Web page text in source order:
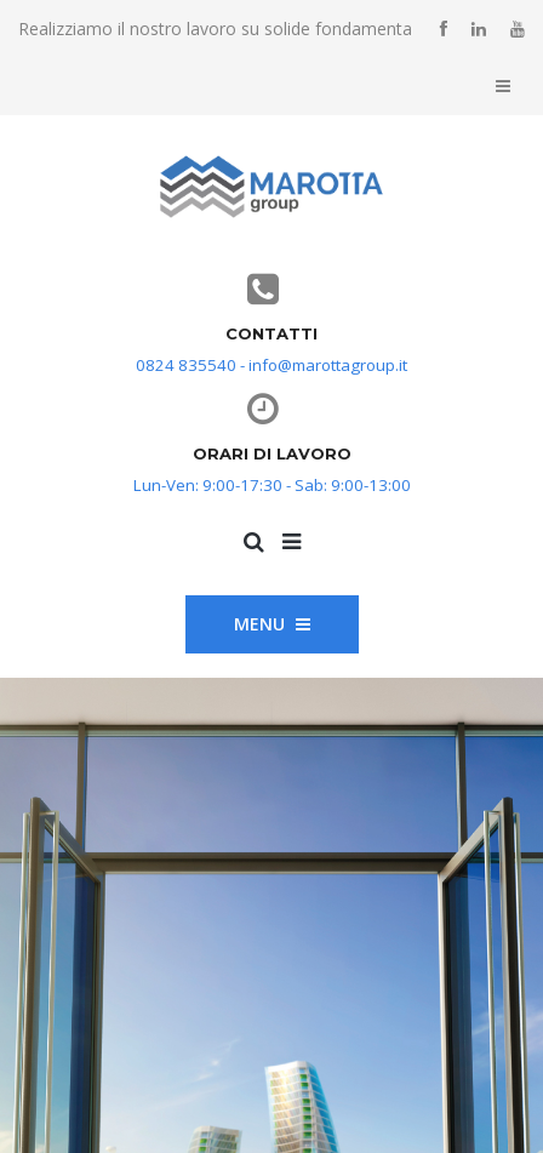
Realizziamo il nostro lavoro su solide fondamenta
CONTATTI
0824 835540 - info@marottagroup.it
ORARI DI LAVORO
Lun-Ven: 9:00-17:30 - Sab: 9:00-13:00
MENU
METAL WORK
Strutture in